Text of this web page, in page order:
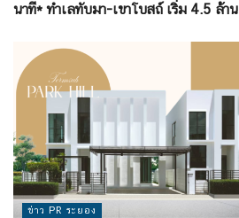
นาที* ทำเลทับมา-เขาโบสถ์ เริ่ม 4.5 ล้าน
ข่าว PR ระยอง